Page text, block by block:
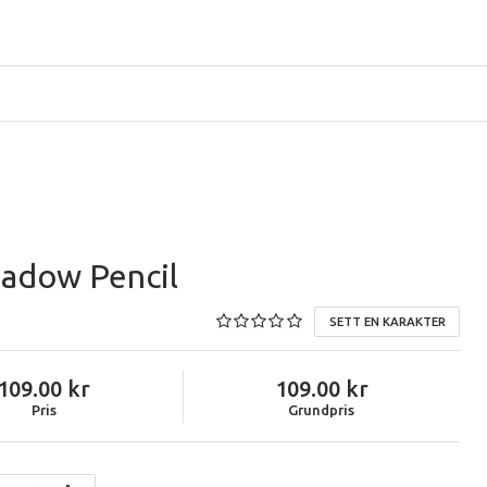
Pencil
SETT EN KARAKTER
Pris
109.00
Grundpris
109.00